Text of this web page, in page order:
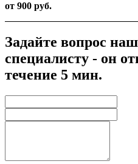
от 900 руб.
Задайте вопрос
специалисту - он
течение 5 мин.